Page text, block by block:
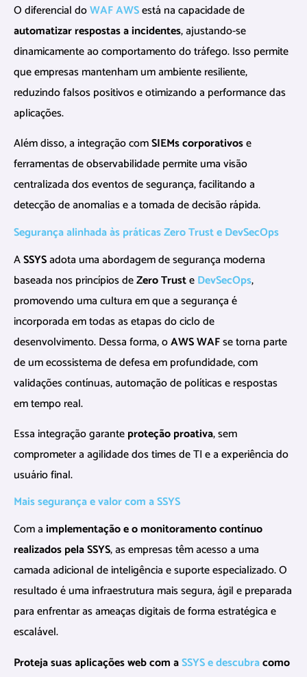
O diferencial doWAF AWSestá na capacidade de
automatizar respostas a incidentes, ajustando-se
dinamicamente ao comportamento do tráfego. Isso permite
que empresas mantenham um ambiente resiliente,
reduzindo falsos positivos e otimizando a performance das
aplicações.
Além disso, a integração comSIEMs corporativose
ferramentas de observabilidade permite uma visão
centralizada dos eventos de segurança, facilitando a
detecção de anomalias e a tomada de decisão rápida.
Segurança alinhada às práticas Zero Trust e DevSecOps
ASSYSadota uma abordagem de segurança moderna
baseada nos princípios deZero TrusteDevSecOps,
promovendo uma cultura em que a segurança é
incorporada em todas as etapas do ciclo de
desenvolvimento. Dessa forma, oAWS WAFse torna parte
de um ecossistema de defesa em profundidade, com
validações contínuas, automação de políticas e respostas
em tempo real.
Essa integração garanteproteção proativa, sem
comprometer a agilidade dos times de TI e a experiência do
usuário final.
Mais segurança e valor com a SSYS
Com aimplementação e o monitoramento contínuo
realizados pela SSYS, as empresas têm acesso a uma
camada adicional de inteligência e suporte especializado. O
resultado é uma infraestrutura mais segura, ágil e preparada
para enfrentar as ameaças digitais de forma estratégica e
escalável.
Proteja suas aplicações web com aSSYS e descubracomo